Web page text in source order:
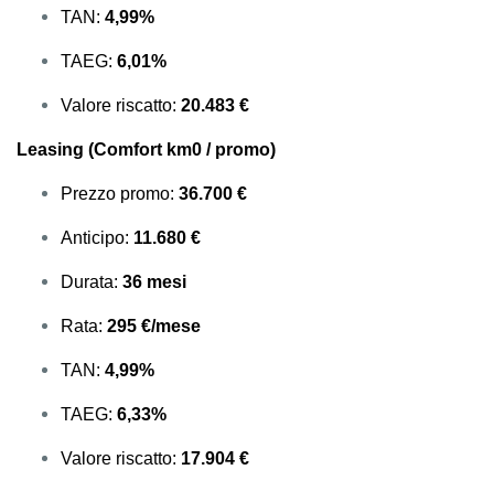
TAN: 4,99%
TAEG: 6,01%
Valore riscatto: 20.483 €
Leasing (Comfort km0 / promo)
Prezzo promo: 36.700 €
Anticipo: 11.680 €
Durata: 36 mesi
Rata: 295 €/mese
TAN: 4,99%
TAEG: 6,33%
Valore riscatto: 17.904 €